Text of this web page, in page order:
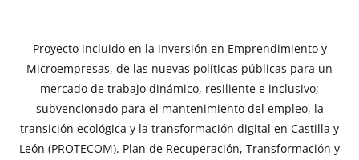
Proyecto incluido en la inversión en Emprendimiento y
Microempresas, de las nuevas políticas públicas para un
mercado de trabajo dinámico, resiliente e inclusivo;
subvencionado para el mantenimiento del empleo, la
transición ecológica y la transformación digital en Castilla y
León (PROTECOM). Plan de Recuperación, Transformación y